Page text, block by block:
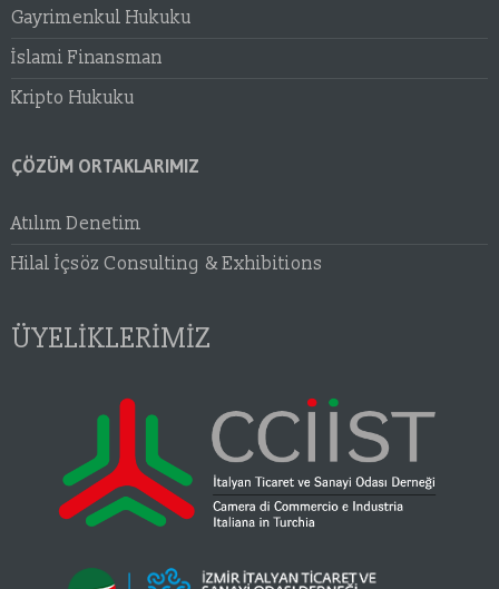
Gayrimenkul Hukuku
İslami Finansman
Kripto Hukuku
ÇÖZÜM ORTAKLARIMIZ
Atılım Denetim
Hilal İçsöz Consulting & Exhibitions
ÜYELİKLERİMİZ